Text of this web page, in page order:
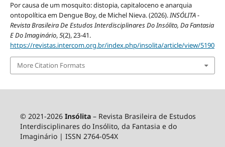
Por causa de um mosquito: distopia, capitaloceno e anarquia
ontopolítica em Dengue Boy, de Michel Nieva. (2026).INSÓLITA -
Revista Brasileira De Estudos Interdisciplinares Do Insólito, Da Fantasia
E Do Imaginário,5(2), 23-41.
https://revistas.intercom.org.br/index.php/insolita/article/view/5190
More Citation Formats
© 2021-2026 Insólita– Revista Brasileira de Estudos
Interdisciplinares do Insólito, da Fantasia e do
Imaginário | ISSN 2764-054X